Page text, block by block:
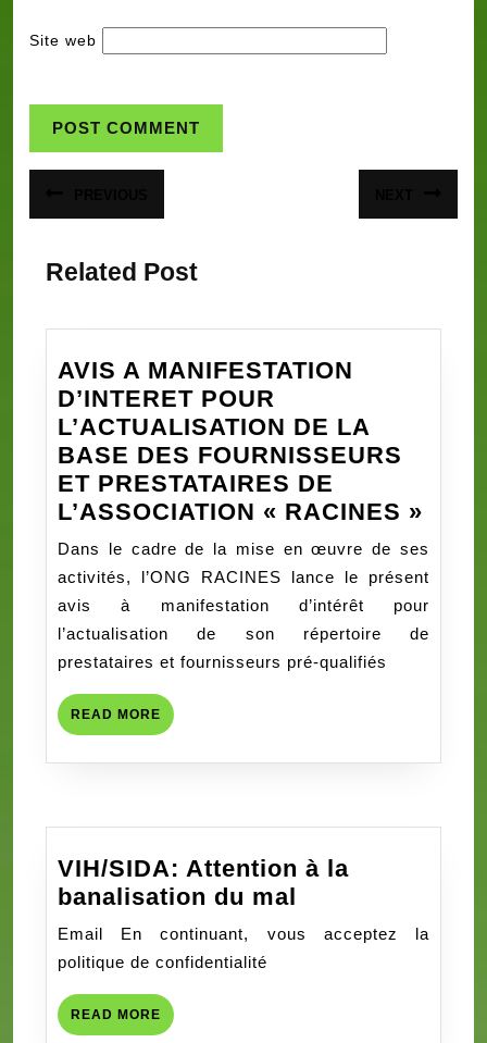
Site web
deprécédent suivant
Related Post
AVIS A MANIFESTATION
D’INTERET POUR
L’ACTUALISATION DE LA
BASE DES FOURNISSEURS
ET PRESTATAIRES DE
L’ASSOCIATION « RACINES »
A
DES
ET
«
Dans le cadre de la mise en œuvre de ses
activités, l’ONG RACINES lance le présent
avis à manifestation d’intérêt pour
l’actualisation de son répertoire de
prestataires et fournisseurs pré-qualifiés
READ MORE READ
MORE
VIH/SIDA: Attention à la
banalisation du mal
Attention
Email En continuant, vous acceptez la
politique de confidentialité
READ MORE READ
MORE